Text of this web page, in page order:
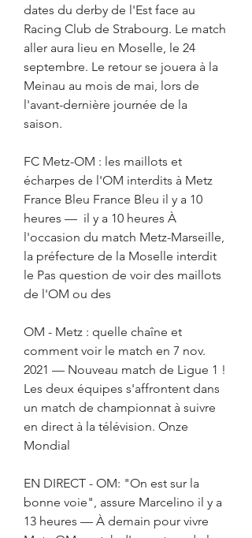
dates du derby de l'Est face au
Racing Club de Strabourg. Le match
aller aura lieu en Moselle, le 24
septembre. Le retour se jouera à la
Meinau au mois de mai, lors de
l'avant-dernière journée de la
saison.
FC Metz-OM : les maillots et
écharpes de l'OM interdits à Metz
France Bleu France Bleu il y a 10
heures —  il y a 10 heures À
l'occasion du match Metz-Marseille,
la préfecture de la Moselle interdit
le Pas question de voir des maillots
de l'OM ou des
OM - Metz : quelle chaîne et
comment voir le match en 7 nov.
2021 — Nouveau match de Ligue 1 !
Les deux équipes s'affrontent dans
un match de championnat à suivre
en direct à la télévision. Onze
Mondial
EN DIRECT - OM: "On est sur la
bonne voie", assure Marcelino il y a
13 heures — À demain pour vivre